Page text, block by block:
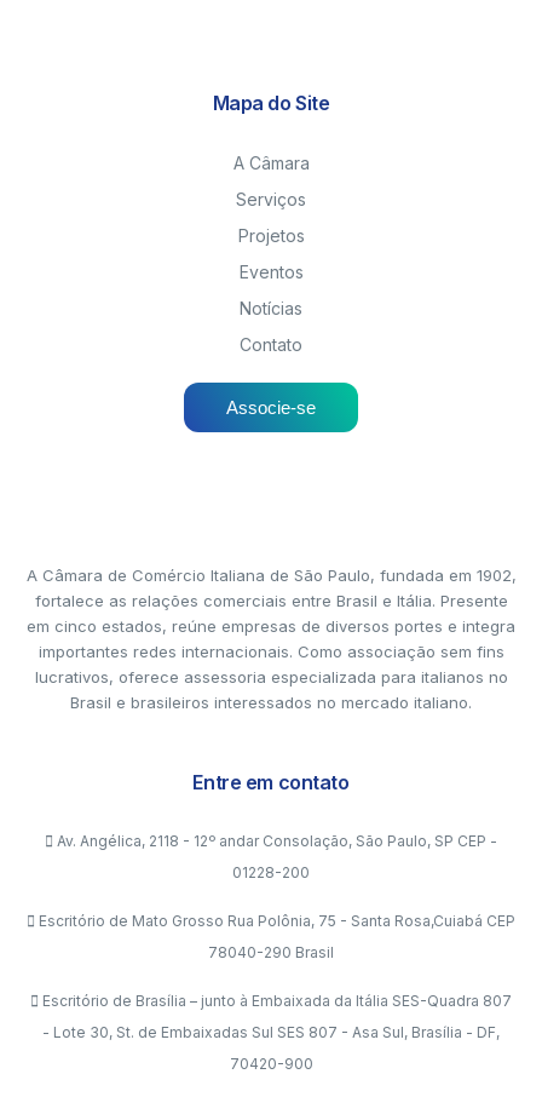
Mapa do Site
A Câmara
Serviços
Projetos
Eventos
Notícias
Contato
Associe-se
A Câmara de Comércio Italiana de São Paulo, fundada em 1902,
fortalece as relações comerciais entre Brasil e Itália. Presente
em cinco estados, reúne empresas de diversos portes e integra
importantes redes internacionais. Como associação sem fins
lucrativos, oferece assessoria especializada para italianos no
Brasil e brasileiros interessados no mercado italiano.
Entre em contato
Av. Angélica, 2118 - 12º andar Consolação, São Paulo, SP CEP -
01228-200
Escritório de Mato Grosso Rua Polônia, 75 - Santa Rosa,Cuiabá CEP
78040-290 Brasil
Escritório de Brasília – junto à Embaixada da Itália SES-Quadra 807
- Lote 30, St. de Embaixadas Sul SES 807 - Asa Sul, Brasília - DF,
70420-900